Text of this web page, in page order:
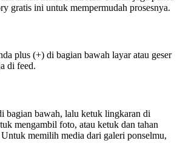
gratis ini untuk mempermudah prosesnya.
plus (+) di bagian bawah layar atau geser
di feed.
bagian bawah, lalu ketuk lingkaran di
mengambil foto, atau ketuk dan tahan
memilih media dari galeri ponselmu,